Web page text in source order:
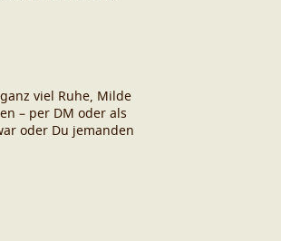
viel Ruhe, Milde
– per DM oder als
oder Du jemanden